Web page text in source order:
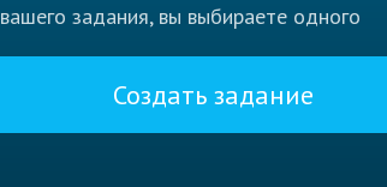
вашего задания, вы выбираете одного
Создать задание